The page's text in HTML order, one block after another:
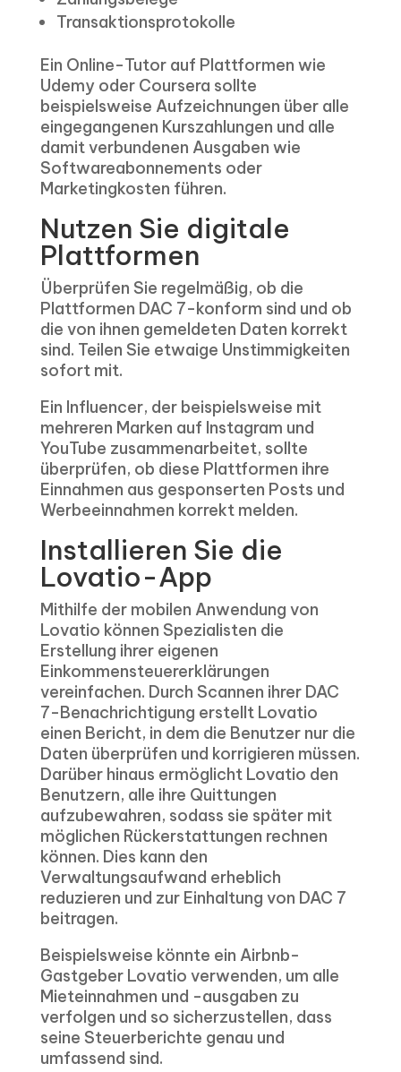
Transaktionsprotokolle
Ein Online-Tutor auf Plattformen wie
Udemy oder Coursera sollte
beispielsweise Aufzeichnungen über alle
eingegangenen Kurszahlungen und alle
damit verbundenen Ausgaben wie
Softwareabonnements oder
Marketingkosten führen.
Nutzen Sie digitale
Plattformen
Überprüfen Sie regelmäßig, ob die
Plattformen DAC 7-konform sind und ob
die von ihnen gemeldeten Daten korrekt
sind. Teilen Sie etwaige Unstimmigkeiten
sofort mit.
Ein Influencer, der beispielsweise mit
mehreren Marken auf Instagram und
YouTube zusammenarbeitet, sollte
überprüfen, ob diese Plattformen ihre
Einnahmen aus gesponserten Posts und
Werbeeinnahmen korrekt melden.
Installieren Sie die
Lovatio-App
Mithilfe der mobilen Anwendung von
Lovatio können Spezialisten die
Erstellung ihrer eigenen
Einkommensteuererklärungen
vereinfachen. Durch Scannen ihrer DAC
7-Benachrichtigung erstellt Lovatio
einen Bericht, in dem die Benutzer nur die
Daten überprüfen und korrigieren müssen.
Darüber hinaus ermöglicht Lovatio den
Benutzern, alle ihre Quittungen
aufzubewahren, sodass sie später mit
möglichen Rückerstattungen rechnen
können. Dies kann den
Verwaltungsaufwand erheblich
reduzieren und zur Einhaltung von DAC 7
beitragen.
Beispielsweise könnte ein Airbnb-
Gastgeber Lovatio verwenden, um alle
Mieteinnahmen und -ausgaben zu
verfolgen und so sicherzustellen, dass
seine Steuerberichte genau und
umfassend sind.